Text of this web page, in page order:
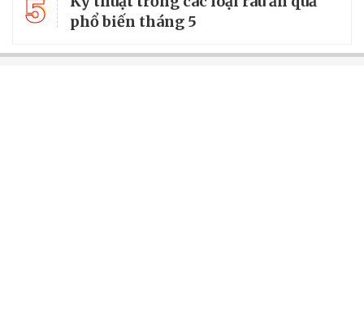
5
phổ biến tháng 5